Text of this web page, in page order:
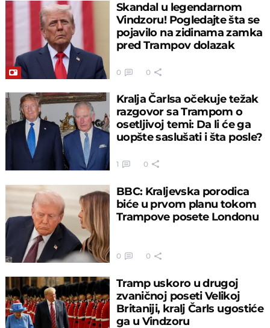
Skandal u legendarnom
Vindzoru! Pogledaјte šta se
poјavilo na zidinama zamka
pred Trampov dolazak
0 0
Kralja Čarlsa očekuje težak
razgovor sa Trampom o
osetljivoj temi: Da li će ga
uopšte saslušati i šta posle?
1 0
BBC: Kraljevska porodica
biće u prvom planu tokom
Trampove posete Londonu
0 0
Tramp uskoro u drugoj
zvaničnoj poseti Velikoj
Britaniji, kralj Čarls ugostiće
ga u Vindzoru